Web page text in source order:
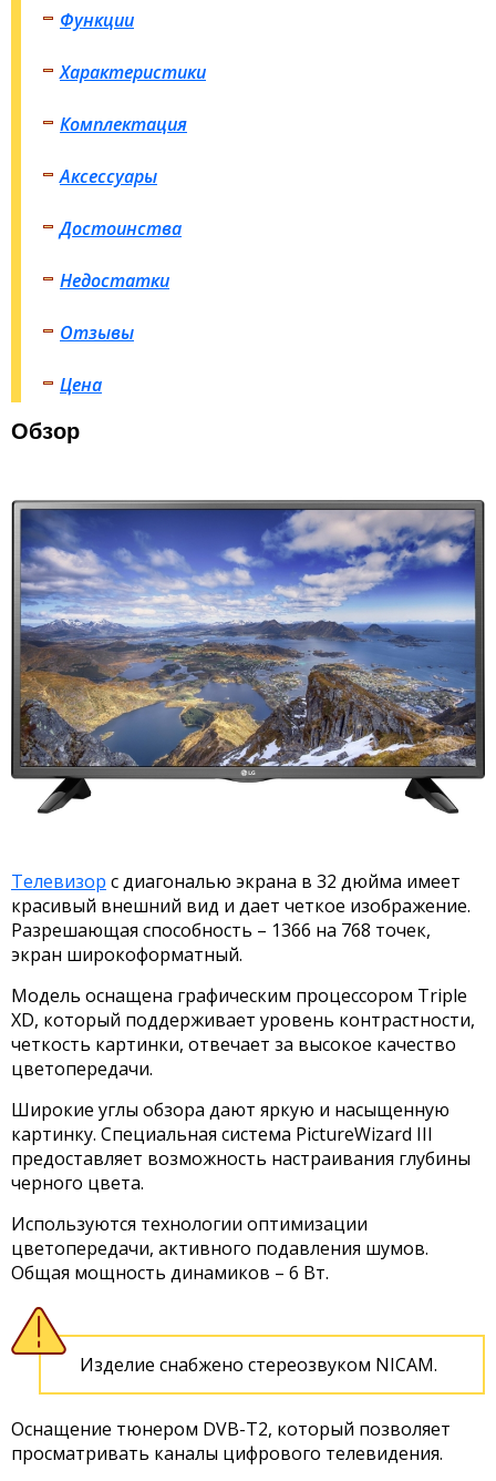
Функции
Характеристики
Комплектация
Аксессуары
Достоинства
Недостатки
Отзывы
Цена
Обзор
Телевизор с диагональю экрана в 32 дюйма имеет
красивый внешний вид и дает четкое изображение.
Разрешающая способность – 1366 на 768 точек,
экран широкоформатный.
Модель оснащена графическим процессором Triple
XD, который поддерживает уровень контрастности,
четкость картинки, отвечает за высокое качество
цветопередачи.
Широкие углы обзора дают яркую и насыщенную
картинку. Специальная система PictureWizard III
предоставляет возможность настраивания глубины
черного цвета.
Используются технологии оптимизации
цветопередачи, активного подавления шумов.
Общая мощность динамиков – 6 Вт.
Изделие снабжено стереозвуком NICAM.
Оснащение тюнером DVB-T2, который позволяет
просматривать каналы цифрового телевидения.